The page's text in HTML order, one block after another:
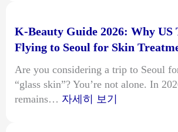
총
정
복
지
K-Beauty Guide 2026: Why US
Flying to Seoul for Skin
Are you considering a trip to Seoul
“glass skin”? You’re not alone. In
remains… 자세히 보기